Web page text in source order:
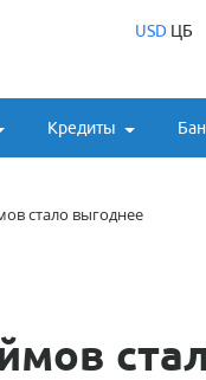
USDЦБ
Кредиты
стало выгоднее